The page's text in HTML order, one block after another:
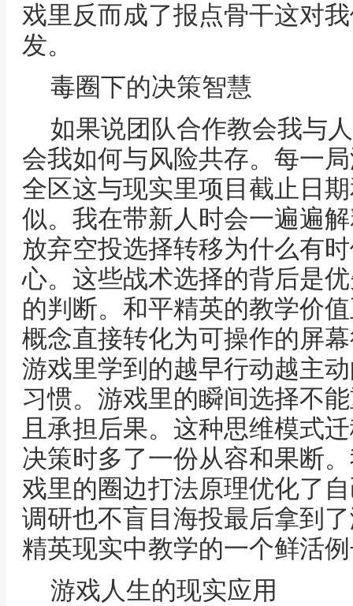
戏里反而成了报点骨干这对
发。
毒圈下的决策智慧
如果说团队合作教会我与
会我如何与风险共存。每一
全区这与现实里项目截止日
似。我在带新人时会一遍遍
放弃空投选择转移为什么有
心。这些战术选择的背后是
的判断。和平精英的教学价
概念直接转化为可操作的屏
游戏里学到的越早行动越主
习惯。游戏里的瞬间选择不
且承担后果。这种思维模式
决策时多了一份从容和果断
戏里的圈边打法原理优化了
调研也不盲目海投最后拿到
精英现实中教学的一个鲜活
游戏人生的现实应用